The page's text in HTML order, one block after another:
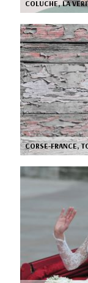
COLUCHE, LA
CORSE-FRANCE,